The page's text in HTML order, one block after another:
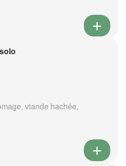
viande hachée,